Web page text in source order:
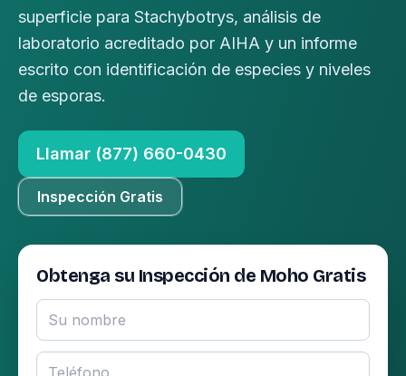
superficie para Stachybotrys, análisis de
laboratorio acreditado por AIHA y un informe
escrito con identificación de especies y niveles
de esporas.
Llamar (877) 660-0430
Inspección Gratis
Obtenga su Inspección de Moho Gratis